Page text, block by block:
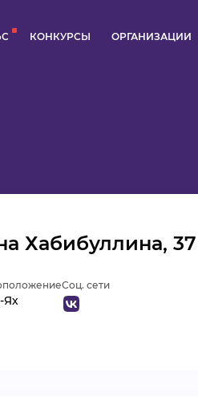
КОНКУРСЫ ОРГАНИЗАЦИИ
Хабибуллина,
Ях
Соц. сети